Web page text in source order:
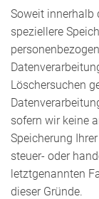
Soweit innerhalb
speziellere
Löschersuchen
sofern wir keine
Speicherung
steuer- oder
letztgenannten
dieser Gründe.